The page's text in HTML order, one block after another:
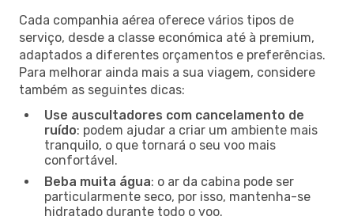
Cada companhia aérea oferece vários tipos de
serviço, desde a classe económica até à premium,
adaptados a diferentes orçamentos e preferências.
Para melhorar ainda mais a sua viagem, considere
também as seguintes dicas:
Use auscultadores com cancelamento de
ruído: podem ajudar a criar um ambiente mais
tranquilo, o que tornará o seu voo mais
confortável.
Beba muita água: o ar da cabina pode ser
particularmente seco, por isso, mantenha-se
hidratado durante todo o voo.